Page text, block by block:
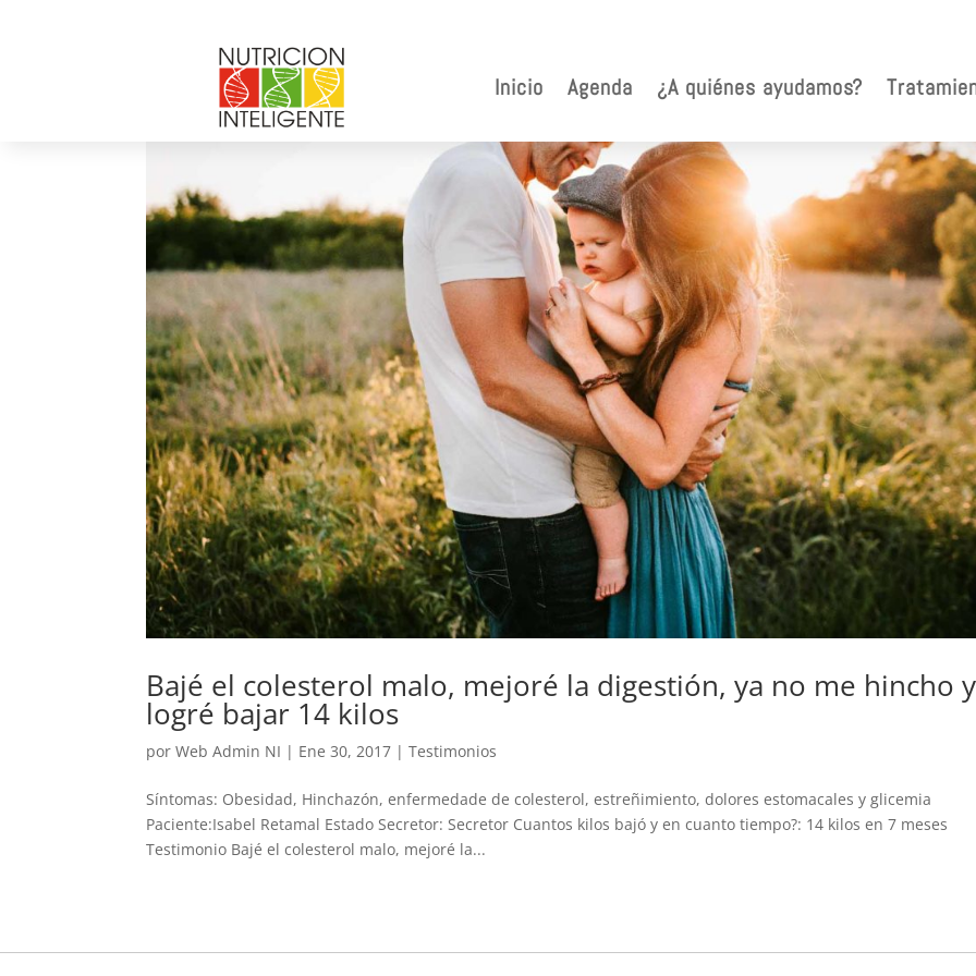
Inicio Agenda ¿A quiénes ayudamos?
Bajé el colesterol malo, mejoré la digestión, ya no me hincho y
logré bajar 14 kilos
porWeb Admin NI | Ene 30, 2017 |Testimonios
Síntomas: Obesidad, Hinchazón, enfermedade de colesterol, estreñimiento, dolores estomacales y glicemia
Paciente:Isabel Retamal Estado Secretor: Secretor Cuantos kilos bajó y en cuanto tiempo?: 14 kilos en 7 meses
Testimonio Bajé el colesterol malo, mejoré la...